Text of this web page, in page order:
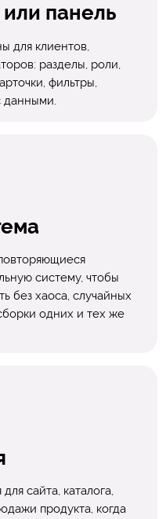
панель
для клиентов,
разделы, роли,
фильтры,
данными.
систему, чтобы
без хаоса, случайных
одних и тех же
сайта, каталога,
продукта, когда